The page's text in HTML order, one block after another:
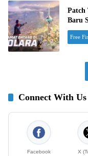
Patch
Baru
Free
Connect With Us
Facebook X